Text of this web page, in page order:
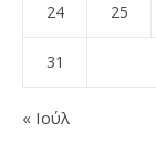
24 25
31
« Ιούλ